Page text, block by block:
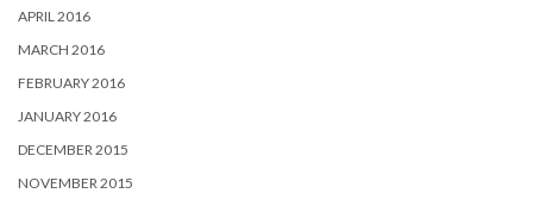
APRIL 2016
MARCH 2016
FEBRUARY 2016
JANUARY 2016
DECEMBER 2015
NOVEMBER 2015